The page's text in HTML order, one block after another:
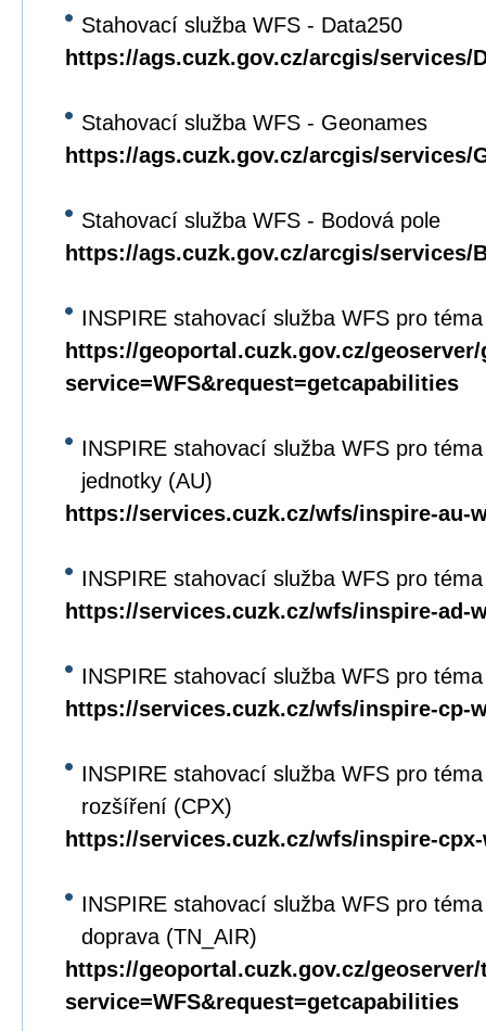
Stahovací služba WFS - Data250
https://ags.cuzk.gov.cz/arcgis/services/
Stahovací služba WFS - Geonames
https://ags.cuzk.gov.cz/arcgis/services/
Stahovací služba WFS - Bodová pole
https://ags.cuzk.gov.cz/arcgis/services/
INSPIRE stahovací služba WFS pro
https://geoportal.cuzk.gov.cz/
service=WFS&request=getcapabilities
INSPIRE stahovací služba WFS pro
jednotky (AU)
https://services.cuzk.cz/wfs/inspire-au-
INSPIRE stahovací služba WFS pro
https://services.cuzk.cz/wfs/inspire-ad-
INSPIRE stahovací služba WFS pro
https://services.cuzk.cz/wfs/inspire-cp-
INSPIRE stahovací služba WFS pro
rozšíření (CPX)
https://services.cuzk.cz/wfs/inspire-
INSPIRE stahovací služba WFS pro
doprava (TN_AIR)
https://geoportal.cuzk.gov.cz/
service=WFS&request=getcapabilities